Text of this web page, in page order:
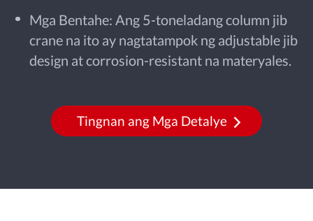
Mga Bentahe: Ang 5-toneladang column jib
crane na ito ay nagtatampok ng adjustable jib
design at corrosion-resistant na materyales.
Tingnan ang Mga Detalye